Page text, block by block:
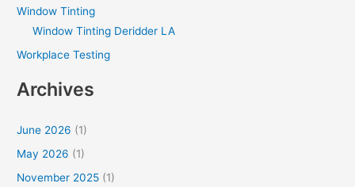
Window Tinting
Window Tinting Deridder LA
Workplace Testing
Archives
June 2026 (1)
May 2026 (1)
November 2025 (1)